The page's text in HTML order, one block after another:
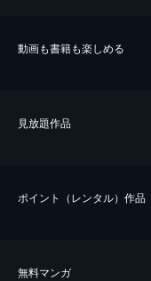
動画も書籍も楽しめる
⾒放題作品
ポイント（レンタル）作品
無料マンガ